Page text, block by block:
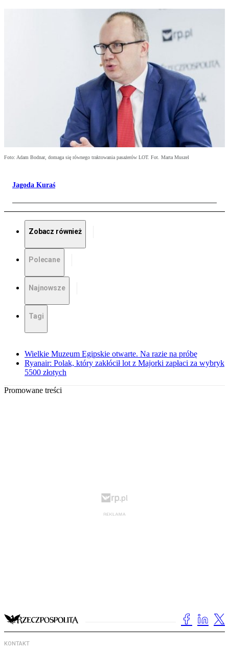
Foto: Adam Bodnar, domaga się równego traktowania pasażerów LOT. Fot. Marta Muszel
Jagoda Kuraś
Zobacz również
Polecane
Najnowsze
Tagi
Wielkie Muzeum Egipskie otwarte. Na razie na próbę
Ryanair: Polak, który zakłócił lot z Majorki zapłaci za wybryk
5500 złotych
Promowane treści
KONTAKT